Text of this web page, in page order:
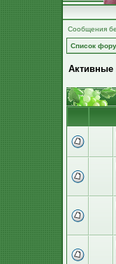
Сообщения
Список